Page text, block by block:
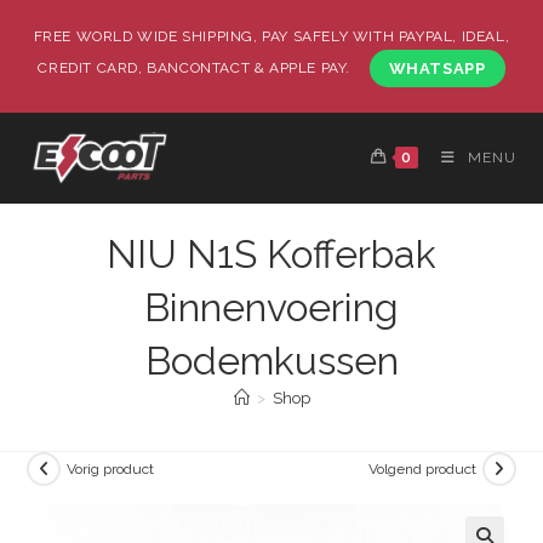
FREE WORLD WIDE SHIPPING, PAY SAFELY WITH PAYPAL, IDEAL,
CREDIT CARD, BANCONTACT & APPLE PAY.
WHATSAPP
0 MENU
NIU N1S Kofferbak
Binnenvoering
Bodemkussen
> Shop
Vorig product Volgend product